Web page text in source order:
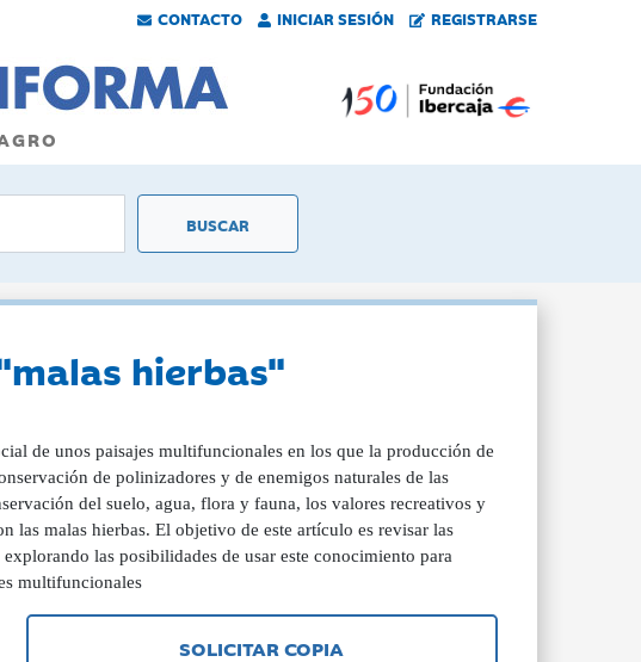
CONTACTO INICIAR SESIÓN REGISTRARSE
hierbas"
de unos paisajes multifuncionales en los que la producción de
de polinizadores y de enemigos naturales de las
del suelo, agua, flora y fauna, los valores recreativos y
las malas hierbas. El objetivo de este artículo es revisar las
las posibilidades de usar este conocimiento para
multifuncionales
SOLICITAR COPIA